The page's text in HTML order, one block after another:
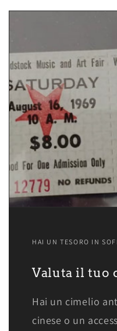
HAI UN TESORO IN
Valuta il tuo
Hai un cimelio
cinese o un